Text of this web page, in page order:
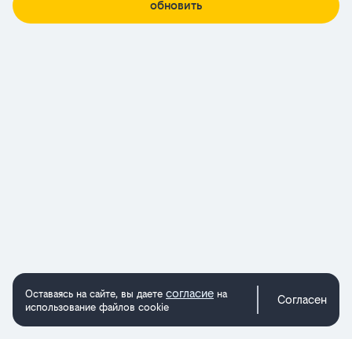
обновить
Оставаясь на сайте, вы даете согласие на
использование файлов cookie
Согласен